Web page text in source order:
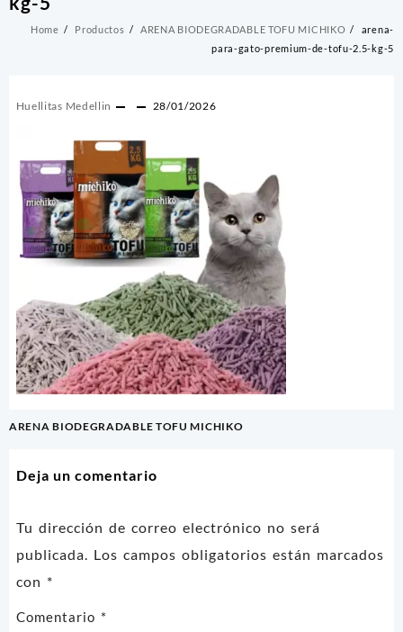
Home Productos ARENA BIODEGRADABLE TOFU MICHIKO
arena-
para-gato-premium-de-tofu-2.5-kg-5
Huellitas Medellin 28/01/2026
Navegación
ARENA BIODEGRADABLE TOFU MICHIKO
Deja un comentario
Tu dirección de correo electrónico no será
publicada. Los campos obligatorios están marcados
con *
Comentario *